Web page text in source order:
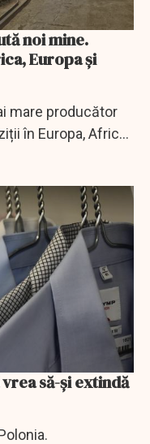
noi mine.
Europa și
mare producător
în Europa, Africa
mari pentru
să-și extindă